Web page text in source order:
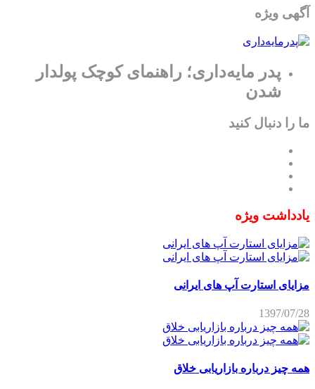
آگهی ویژه
پدر مایه‌داری؛ راهنمای کوچک پولدار
شدن
ما را دنبال کنید
یادداشت ویژه
مزایای استارت آپ های ایرانی
1397/07/28
همه چیز درباره بازاریابی خلاق